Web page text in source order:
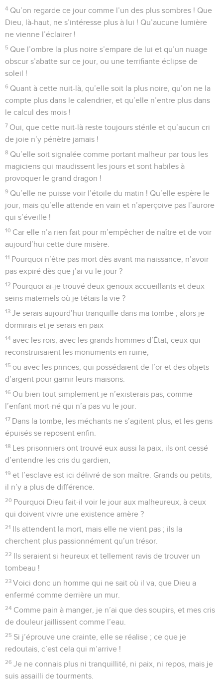
4 Qu’on regarde ce jour comme l’un des plus sombres ! Que
Dieu, là-haut, ne s’intéresse plus à lui ! Qu’aucune lumière
ne vienne l’éclairer !
5 Que l’ombre la plus noire s’empare de lui et qu’un nuage
obscur s’abatte sur ce jour, ou une terrifiante éclipse de
soleil !
6 Quant à cette nuit-là, qu’elle soit la plus noire, qu’on ne la
compte plus dans le calendrier, et qu’elle n’entre plus dans
le calcul des mois !
7 Oui, que cette nuit-là reste toujours stérile et qu’aucun cri
de joie n’y pénètre jamais !
8 Qu’elle soit signalée comme portant malheur par tous les
magiciens qui maudissent les jours et sont habiles à
provoquer le grand dragon !
9 Qu’elle ne puisse voir l’étoile du matin ! Qu’elle espère le
jour, mais qu’elle attende en vain et n’aperçoive pas l’aurore
qui s’éveille !
10 Car elle n’a rien fait pour m’empêcher de naître et de voir
aujourd’hui cette dure misère.
11 Pourquoi n’être pas mort dès avant ma naissance, n’avoir
pas expiré dès que j’ai vu le jour ?
12 Pourquoi ai-je trouvé deux genoux accueillants et deux
seins maternels où je tétais la vie ?
13 Je serais aujourd’hui tranquille dans ma tombe ; alors je
dormirais et je serais en paix
14 avec les rois, avec les grands hommes d’État, ceux qui
reconstruisaient les monuments en ruine,
15 ou avec les princes, qui possédaient de l’or et des objets
d’argent pour garnir leurs maisons.
16 Ou bien tout simplement je n’existerais pas, comme
l’enfant mort-né qui n’a pas vu le jour.
17 Dans la tombe, les méchants ne s’agitent plus, et les gens
épuisés se reposent enfin.
18 Les prisonniers ont trouvé eux aussi la paix, ils ont cessé
d’entendre les cris du gardien,
19 et l’esclave est ici délivré de son maître. Grands ou petits,
il n’y a plus de différence.
20 Pourquoi Dieu fait-il voir le jour aux malheureux, à ceux
qui doivent vivre une existence amère ?
21 Ils attendent la mort, mais elle ne vient pas ; ils la
cherchent plus passionnément qu’un trésor.
22 Ils seraient si heureux et tellement ravis de trouver un
tombeau !
23 Voici donc un homme qui ne sait où il va, que Dieu a
enfermé comme derrière un mur.
24 Comme pain à manger, je n’ai que des soupirs, et mes cris
de douleur jaillissent comme l’eau.
25 Si j’éprouve une crainte, elle se réalise ; ce que je
redoutais, c’est cela qui m’arrive !
26 Je ne connais plus ni tranquillité, ni paix, ni repos, mais je
suis assailli de tourments.